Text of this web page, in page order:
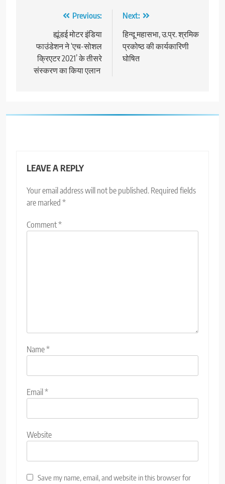
navigation
Previous:
ह्यूंडई मोटर इंडिया
फाउंडेशन ने ‘एच-सोशल
क्रिएटर 2021’ के तीसरे
संस्करण का किया एलान
Next:
हिन्दू महासभा, उ.प्र. श्रमिक
प्रकोष्ठ की कार्यकारिणी
घोषित
LEAVE A REPLY
Your email address will not be published. Required fields
are marked *
Comment*
Name*
Email *
Website
Save my name, email, and website in this browser for